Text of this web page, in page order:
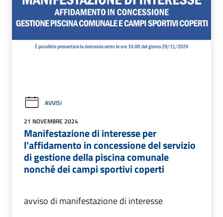
AVVISI
21 NOVEMBRE 2024
Manifestazione di interesse per
l’affidamento in concessione del servizio
di gestione della piscina comunale
nonché dei campi sportivi coperti
avviso di manifestazione di interesse